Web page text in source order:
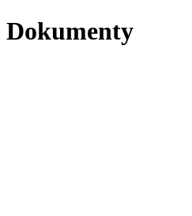
Dokumenty